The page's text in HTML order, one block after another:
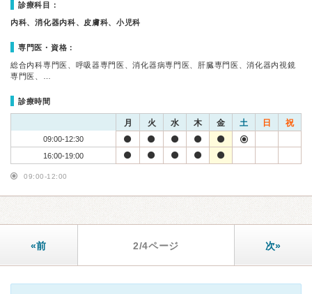
診療科目：
内科、消化器内科、皮膚科、小児科
専門医・資格：
総合内科専門医、呼吸器専門医、消化器病専門医、肝臓専門医、消化器内視鏡
専門医、…
診療時間
月 火 水 木 金 土 日 祝
09:00-12:30
16:00-19:00
09:00-12:00
«前 2/4ページ 次»